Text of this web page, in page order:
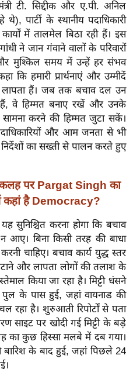
टी. सिद्दीक और ए.पी. अनिल
पार्टी के स्थानीय पदाधिकारी
में तालमेल बिठा रही हैं। इस
ने जान गंवाने वालों के परिवारों
और मुश्किल समय में उन्हें हर संभव
कि हमारी प्रार्थनाएं और उम्मीदें
हैं। जब तक बचाव दल उन
वे हिम्मत बनाए रखें और उनके
करने की हिम्मत जुटा सकें।
और आम जनता से भी
का सख्ती से पालन करते हुए
कलह पर Pargat Singh का
कहां है Democracy?
सुनिश्चित करना होगा कि बचाव
आए। बिना किसी तरह की बाधा
चाहिए। बचाव कार्य युद्ध स्तर
और लापता लोगों की तलाश के
किया जा रहा है। मिट्टी धंसने
पुल के पास हुई, जहां वायनाड की
रहा है। शुरुआती रिपोर्टों से पता
साइट पर खोदी गई मिट्टी के बड़े
का कुछ हिस्सा मलबे में दब गया।
बारिश के बाद हुई, जहां पिछले 24